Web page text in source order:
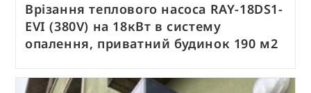
Врізання теплового насоса RAY-18DS1-
EVI (380V) на 18кВт в систему
опалення, приватний будинок 190 м2